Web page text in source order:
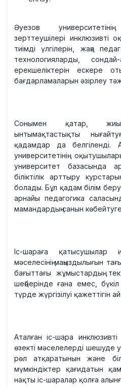
Әуезов
зерттеушілері инклюзивті
тиімді үлгілерін, жаңа
технологияларды,
ерекшеліктерін ескере
бағдарламаларын әзірлеу
Сонымен қатар,
ынтымақтастықты
қадамдар да белгіленді.
университетінің
университет базасында
біліктілік арттыру
болады. Бұл қадам білім
арнайы педагогика
мамандардың санын
Іс-шараға қатысушылар
мәселесінің маңыздылығын
бағыттағы жұмыстардың
шеңберінде ғана емес,
түрде жүргізілуі қажеттігін
Аталған іс-шара
өзекті мәселелерді шешуде
рөл атқаратынын және
мүмкіндіктер қағидатын
нақты іс-шаралар қолға